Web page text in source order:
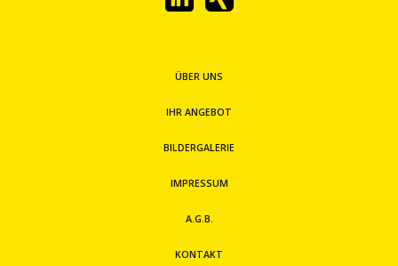
ÜBER UNS
IHR ANGEBOT
BILDERGALERIE
IMPRESSUM
A.G.B.
KONTAKT